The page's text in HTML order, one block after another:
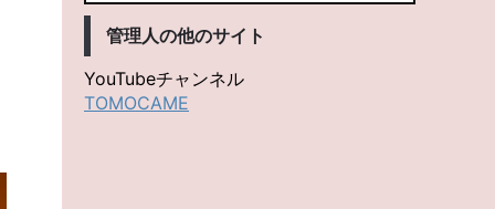
管理人の他のサイト
YouTubeチャンネル
TOMOCAME